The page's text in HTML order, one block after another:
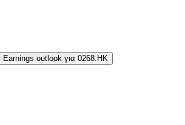
Earnings outlook για 0268.HK